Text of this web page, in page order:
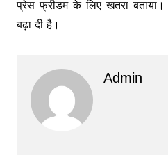
प्रेस फ्रीडम के लिए खतरा बताया।
बढ़ा दी है।
Admin